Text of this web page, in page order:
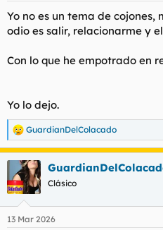
:
Yo no es un tema de cojones,
odio es salir, relacionarme y
Con lo que he empotrado en
Yo lo dejo.
R
e
a
c
i
e
GuardianDelColacado
Clásico
13 Mar 2026